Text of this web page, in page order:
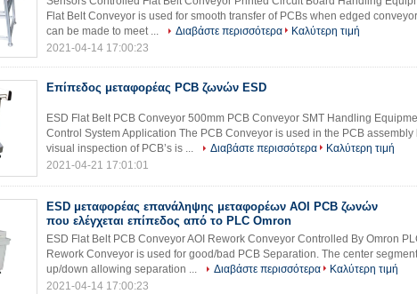
Flat Belt Conveyor is used for smooth transfer of PCBs when edged
can be made to meet ...
Διαβάστε περισσότερα
Καλύτερη τιμή
2021-04-14 17:00:23
Επίπεδος μεταφορέας PCB ζωνών ESD
ESD Flat Belt PCB Conveyor 500mm PCB Conveyor SMT Handling
Control System Application The PCB Conveyor is used in the PCB
visual inspection of PCB’s is ...
Διαβάστε περισσότερα
Καλύτερη τιμή
2021-04-21 17:01:01
ESD μεταφορέας επανάληψης μεταφορέων AOI PCB ζωνών
που ελέγχεται επίπεδος από το PLC Omron
ESD Flat Belt PCB Conveyor AOI Rework Conveyor Controlled By Omron
Rework Conveyor is used for good/bad PCB Separation. The center
up/down allowing separation ...
Διαβάστε περισσότερα
Καλύτερη τιμή
2021-04-14 17:00:23